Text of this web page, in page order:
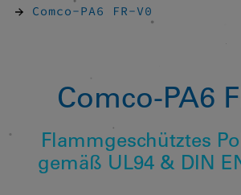
Comco-PA6 FR-V0
Comco-PA6
Flammgeschütztes
gemäß UL94 & DIN